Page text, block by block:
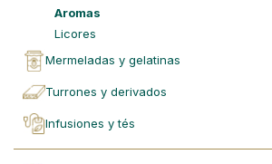
aromas
licores
mermeladas y gelatinas
turrones y derivados
infusiones y tés